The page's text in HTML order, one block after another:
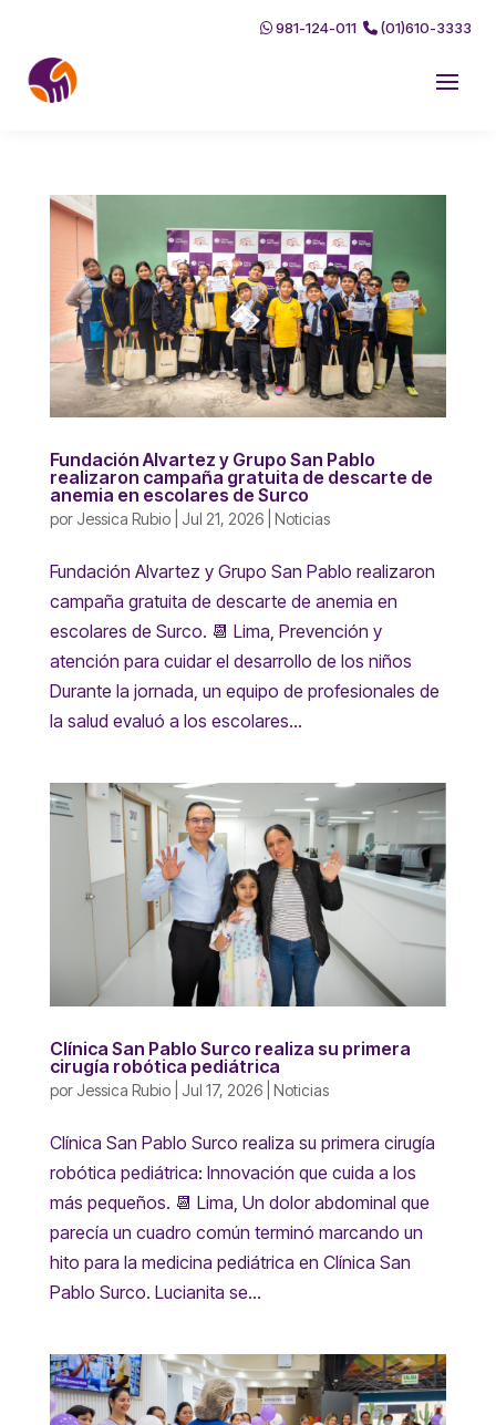
981-124-011 (01)610-3333
Fundación Alvartez y Grupo San Pablo
realizaron campaña gratuita de descarte de
anemia en escolares de Surco
por Jessica Rubio| Jul 21, 2026| Noticias
Fundación Alvartez y Grupo San Pablo realizaron
campaña gratuita de descarte de anemia en
escolares de Surco. 📆 Lima, Prevención y
atención para cuidar el desarrollo de los niños
Durante la jornada, un equipo de profesionales de
la salud evaluó a los escolares...
Clínica San Pablo Surco realiza su primera
cirugía robótica pediátrica
por Jessica Rubio| Jul 17, 2026| Noticias
Clínica San Pablo Surco realiza su primera cirugía
robótica pediátrica: Innovación que cuida a los
más pequeños. 📆 Lima, Un dolor abdominal que
parecía un cuadro común terminó marcando un
hito para la medicina pediátrica en Clínica San
Pablo Surco. Lucianita se...